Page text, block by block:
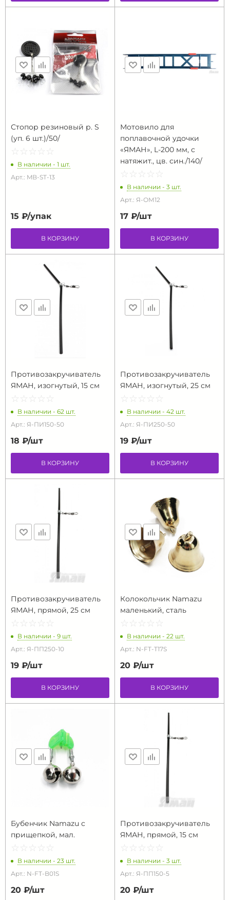
Стопор резиновый р. S
(уп. 6 шт.)/50/
☆ ☆ ☆ ☆ ☆
★ ★ ★ ★ ★
В наличии - 1 шт.
Арт.: MB-ST-13
15 ₽/упак
В КОРЗИНУ
Мотовило для
поплавочной удочки
«ЯМАН», L-200 мм, с
натяжит., цв. син./140/
☆ ☆ ☆ ☆ ☆
★ ★ ★ ★ ★
В наличии - 3 шт.
Арт.: Я-ОМ12
17 ₽/шт
В КОРЗИНУ
Противозакручиватель
ЯМАН, изогнутый, 15 см
☆ ☆ ☆ ☆ ☆
★ ★ ★ ★ ★
В наличии - 62 шт.
Арт.: Я-ПИ150-50
18 ₽/шт
В КОРЗИНУ
Противозакручиватель
ЯМАН, изогнутый, 25 см
☆ ☆ ☆ ☆ ☆
★ ★ ★ ★ ★
В наличии - 42 шт.
Арт.: Я-ПИ250-50
19 ₽/шт
В КОРЗИНУ
Противозакручиватель
ЯМАН, прямой, 25 см
☆ ☆ ☆ ☆ ☆
★ ★ ★ ★ ★
В наличии - 9 шт.
Арт.: Я-ПП250-10
19 ₽/шт
В КОРЗИНУ
Колокольчик Namazu
маленький, сталь
☆ ☆ ☆ ☆ ☆
★ ★ ★ ★ ★
В наличии - 22 шт.
Арт.: N-FT-T17S
20 ₽/шт
В КОРЗИНУ
Бубенчик Namazu с
прищепкой, мал.
☆ ☆ ☆ ☆ ☆
★ ★ ★ ★ ★
В наличии - 23 шт.
Арт.: N-FT-B01S
20 ₽/шт
Противозакручиватель
ЯМАН, прямой, 15 см
☆ ☆ ☆ ☆ ☆
★ ★ ★ ★ ★
В наличии - 3 шт.
Арт.: Я-ПП150-5
20 ₽/шт